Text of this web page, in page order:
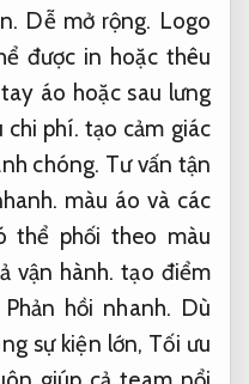
Dễ mở rộng. Logo
được in hoặc thêu
tay áo hoặc sau lưng
chi phí. tạo cảm giác
chóng. Tư vấn tận
màu áo và các
thể phối theo màu
vận hành. tạo điểm
Phản hồi nhanh. Dù
sự kiện lớn, Tối ưu